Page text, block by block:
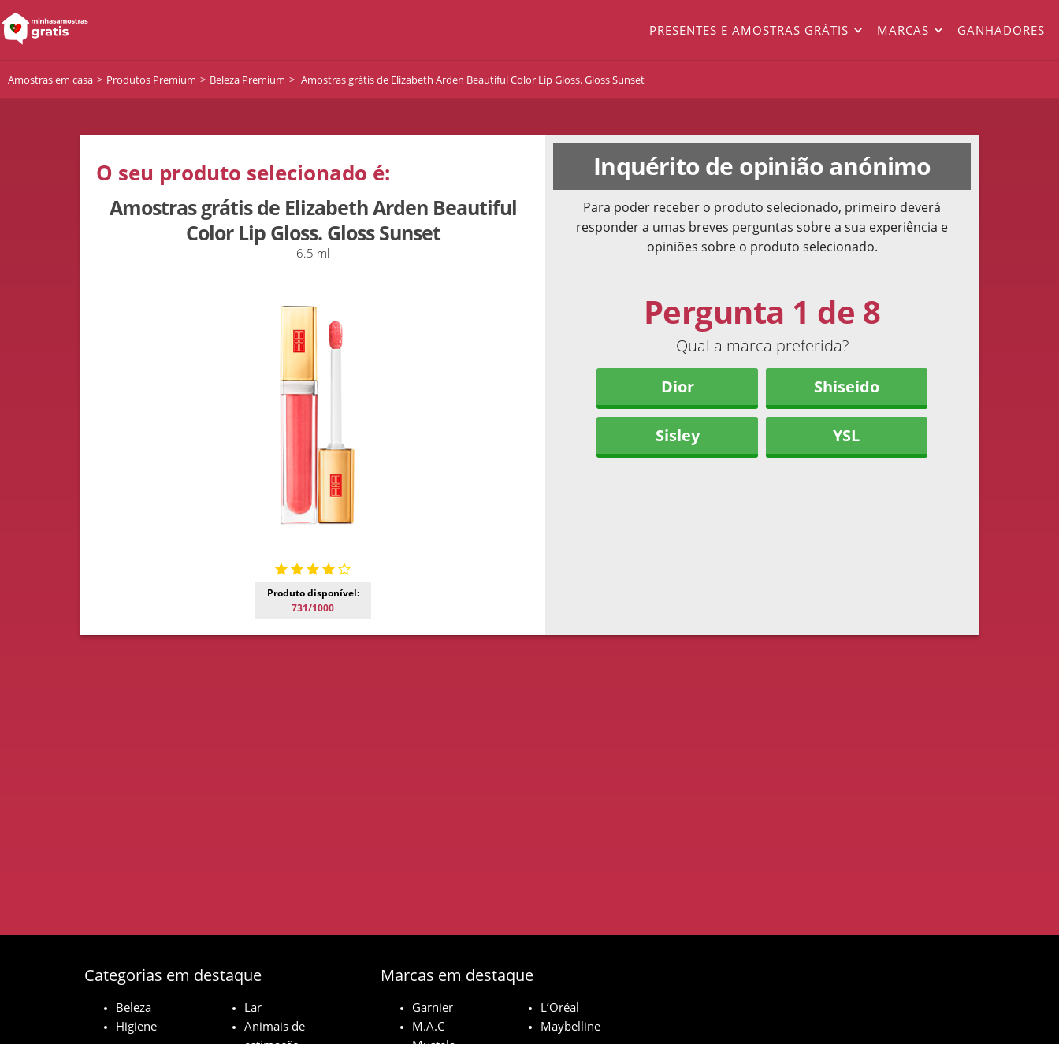
PRESENTES E AMOSTRAS GRÁTIS MARCAS GANHADORES
Amostras em casa Produtos Premium Beleza Premium Amostras grátis de Elizabeth Arden Beautiful Color Lip Gloss. Gloss Sunset
O seu produto selecionado é:
Amostras grátis de Elizabeth Arden Beautiful
Color Lip Gloss. Gloss Sunset
6.5 ml
Produto disponível:
731/1000
Inquérito de opinião anónimo
Para poder receber o produto selecionado, primeiro deverá
responder a umas breves perguntas sobre a sua experiência e
opiniões sobre o produto selecionado.
Pergunta 1 de 8
Qual a marca preferida?
Dior
Shiseido
Sisley YSL
Categorias em destaque
Beleza
Lar
Higiene
Animais de
estimação
Marcas em destaque
Garnier
L’Oréal
M.A.C
Maybelline
Mustela